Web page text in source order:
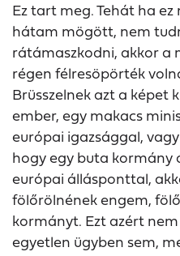
Ez tart meg. Tehát ha
hátam mögött, nem
rátámaszkodni, akkor
régen félresöpörték
Brüsszelnek azt a képet
ember, egy makacs
európai igazsággal,
hogy egy buta kormány
európai állásponttal,
fölőrölnének engem,
kormányt. Ezt azért
egyetlen ügyben sem,